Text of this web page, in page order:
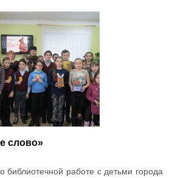
слово»
библиотечной работе с детьми города